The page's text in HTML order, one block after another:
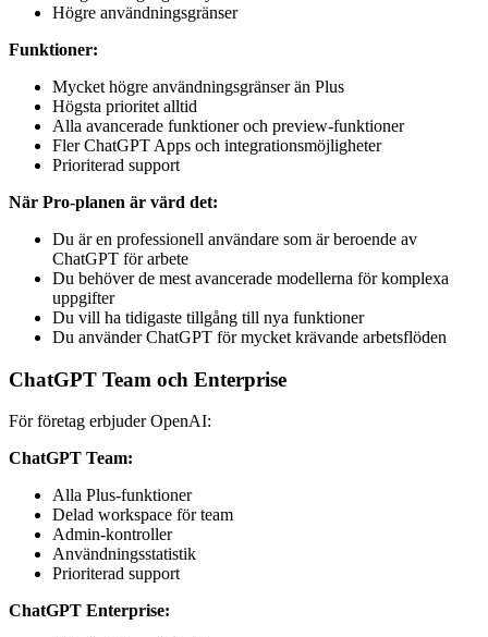
Högre användningsgränser
Funktioner:
Mycket högre användningsgränser än Plus
Högsta prioritet alltid
Alla avancerade funktioner och preview-funktioner
Fler ChatGPT Apps och integrationsmöjligheter
Prioriterad support
När Pro-planen är värd det:
Du är en professionell användare som är beroende av
ChatGPT för arbete
Du behöver de mest avancerade modellerna för komplexa
uppgifter
Du vill ha tidigaste tillgång till nya funktioner
Du använder ChatGPT för mycket krävande arbetsflöden
ChatGPT Team och Enterprise
För företag erbjuder OpenAI:
ChatGPT Team:
Alla Plus-funktioner
Delad workspace för team
Admin-kontroller
Användningsstatistik
Prioriterad support
ChatGPT Enterprise: